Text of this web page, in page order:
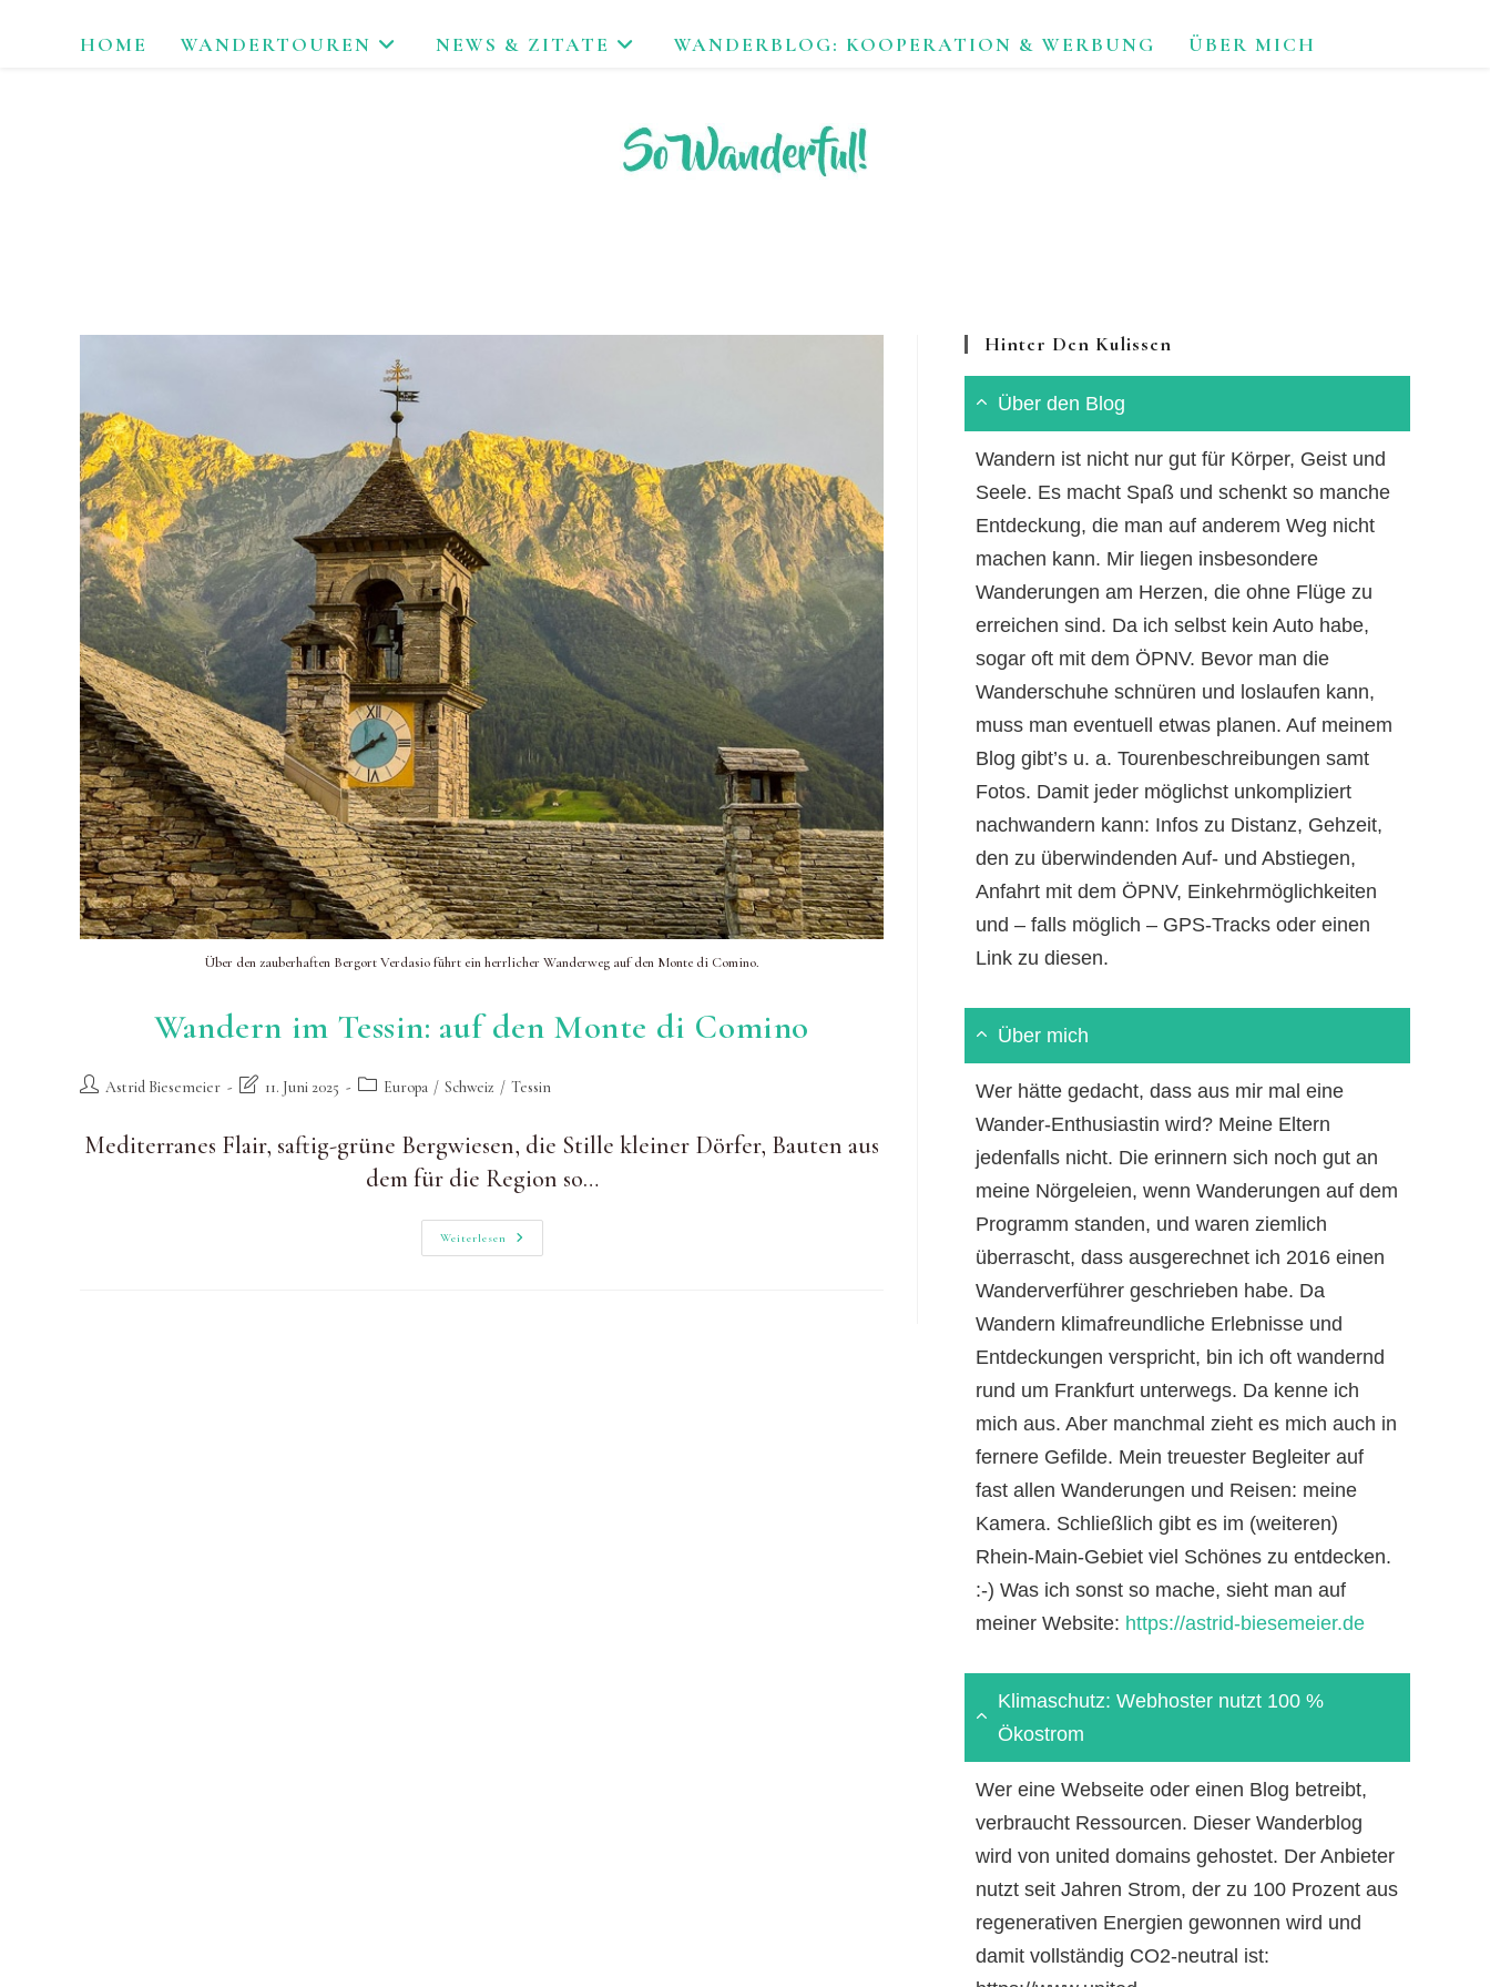
HOME WANDERTOUREN NEWS & ZITATE WANDERBLOG: KOOPERATION & WERBUNG ÜBER MICH
Über den zauberhaften Bergort Verdasio führt ein herrlicher Wanderweg auf den Monte di Comino.
Wandern im Tessin: auf den Monte di Comino
Beitrags-Astrid Biesemeier
Beitrag
geändert
am:
11. Juni 2025
Beitrags-
Europa / Schweiz / Tessin
Mediterranes Flair, saftig-grüne Bergwiesen, die Stille kleiner Dörfer, Bauten aus
dem für die Region so…
Weiterlesen
Wandern
Im
Hinter Den Kulissen
Über den Blog
Wandern ist nicht nur gut für Körper, Geist und
Seele. Es macht Spaß und schenkt so manche
Entdeckung, die man auf anderem Weg nicht
machen kann. Mir liegen insbesondere
Wanderungen am Herzen, die ohne Flüge zu
erreichen sind. Da ich selbst kein Auto habe,
sogar oft mit dem ÖPNV. Bevor man die
Wanderschuhe schnüren und loslaufen kann,
muss man eventuell etwas planen. Auf meinem
Blog gibt’s u. a. Tourenbeschreibungen samt
Fotos. Damit jeder möglichst unkompliziert
nachwandern kann: Infos zu Distanz, Gehzeit,
den zu überwindenden Auf- und Abstiegen,
Anfahrt mit dem ÖPNV, Einkehrmöglichkeiten
und – falls möglich – GPS-Tracks oder einen
Link zu diesen.
Über mich
Wer hätte gedacht, dass aus mir mal eine
Wander-Enthusiastin wird? Meine Eltern
jedenfalls nicht. Die erinnern sich noch gut an
meine Nörgeleien, wenn Wanderungen auf dem
Programm standen, und waren ziemlich
überrascht, dass ausgerechnet ich 2016 einen
Wanderverführer geschrieben habe. Da
Wandern klimafreundliche Erlebnisse und
Entdeckungen verspricht, bin ich oft wandernd
rund um Frankfurt unterwegs. Da kenne ich
mich aus. Aber manchmal zieht es mich auch in
fernere Gefilde. Mein treuester Begleiter auf
fast allen Wanderungen und Reisen: meine
Kamera. Schließlich gibt es im (weiteren)
Rhein-Main-Gebiet viel Schönes zu entdecken.
:-) Was ich sonst so mache, sieht man auf
meiner Website: https://astrid-biesemeier.de
Klimaschutz: Webhoster nutzt 100 %
Ökostrom
Wer eine Webseite oder einen Blog betreibt,
verbraucht Ressourcen. Dieser Wanderblog
wird von united domains gehostet. Der Anbieter
nutzt seit Jahren Strom, der zu 100 Prozent aus
regenerativen Energien gewonnen wird und
damit vollständig CO2-neutral ist: